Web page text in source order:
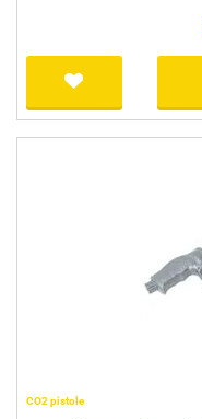
CO2 pistole